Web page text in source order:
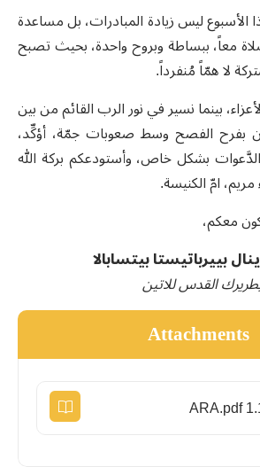
الأسبوع ليس زيادة المبادرات، بل مساعدة
معاً، ببساطة وبروح واحدة، بحيث تصبح
لا همّاً مُنفرداً.
بينما نسير في نور الرب القائم من بين
بفرح الفصح وسط صعوبات جمّة، أؤكِّد،
بشكل خاص، وأستودعكم بركة الله
مريم، امّ الكنيسة.
معكم،
بييرباتيستا بيتسابالا
القدس للاتين
Attachments